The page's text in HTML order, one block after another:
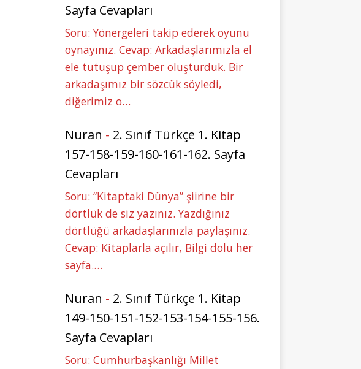
Sayfa Cevapları
Soru: Yönergeleri takip ederek oyunu
oynayınız. Cevap: Arkadaşlarımızla el
ele tutuşup çember oluşturduk. Bir
arkadaşımız bir sözcük söyledi,
diğerimiz o…
Nuran - 2. Sınıf Türkçe 1. Kitap
157-158-159-160-161-162. Sayfa
Cevapları
Soru: “Kitaptaki Dünya” şiirine bir
dörtlük de siz yazınız. Yazdığınız
dörtlüğü arkadaşlarınızla paylaşınız.
Cevap: Kitaplarla açılır, Bilgi dolu her
sayfa.…
Nuran - 2. Sınıf Türkçe 1. Kitap
149-150-151-152-153-154-155-156.
Sayfa Cevapları
Soru: Cumhurbaşkanlığı Millet